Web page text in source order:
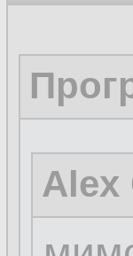
Alex